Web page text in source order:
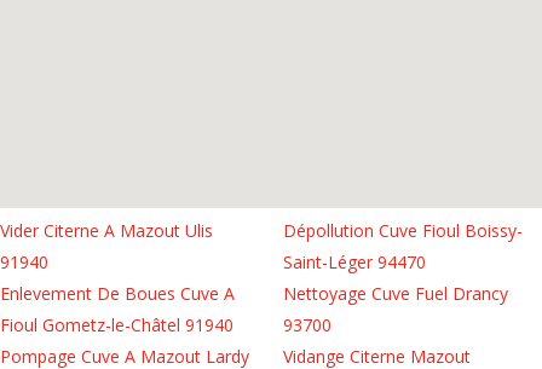
Vider Citerne A Mazout Ulis
91940
Enlevement De Boues Cuve A
Fioul Gometz-le-Châtel 91940
Pompage Cuve A Mazout Lardy
Dépollution Cuve Fioul Boissy-
Saint-Léger 94470
Nettoyage Cuve Fuel Drancy
93700
Vidange Citerne Mazout